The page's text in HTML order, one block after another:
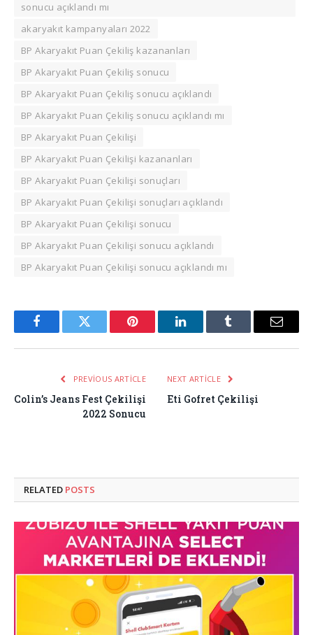
sonucu açıklandı mı
akaryakıt kampanyaları 2022
BP Akaryakıt Puan Çekiliş kazananları
BP Akaryakıt Puan Çekiliş sonucu
BP Akaryakıt Puan Çekiliş sonucu açıklandı
BP Akaryakıt Puan Çekiliş sonucu açıklandı mı
BP Akaryakıt Puan Çekilişi
BP Akaryakıt Puan Çekilişi kazananları
BP Akaryakıt Puan Çekilişi sonuçları
BP Akaryakıt Puan Çekilişi sonuçları açıklandı
BP Akaryakıt Puan Çekilişi sonucu
BP Akaryakıt Puan Çekilişi sonucu açıklandı
BP Akaryakıt Puan Çekilişi sonucu açıklandı mı
FacebookTwitter Pinterest LinkedInTumblr Email
PREVIOUS ARTICLE
Colin’s Jeans Fest Çekilişi
2022 Sonucu
NEXT ARTICLE
Eti Gofret Çekilişi
RELATED POSTS